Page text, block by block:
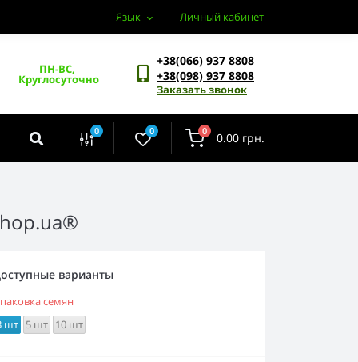
Язык Личный кабинет
ПН-ВС,
Круглосуточно
+38(066) 937 8808
+38(098) 937 8808
Заказать звонок
0 0 0 0.00 грн.
варианты
семян
шт 5 шт 10 шт